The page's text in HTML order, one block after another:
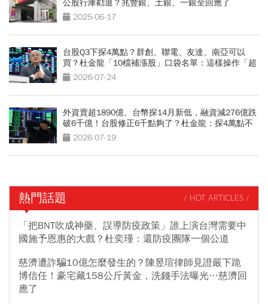
公股行庫勸退？兆豐銀、土銀、一銀全回應了
2025-06-17
台股Q3下探4萬點？群創、聯電、友達、南亞可以
買？杜金龍「10檔補漲股」口袋名單：這樣操作「超
好賺的啦」
2026-07-24
外資賣超1890億、台幣探14月新低，融資減276億跌
破6千億！台股修正6千點夠了？杜金龍：探4萬點不
無可能
2026-07-19
熱門話題 / HOT ARTICLES /
「把BNT吹成神藥、誤導防疫政策」誰上演台灣需要中
國施予恩惠的大戲？杜奕瑾：還防疫團隊一個公道
慈濟遭詐騙10億怎麼發生的？陳昱瑄律師見證嚴下跪
博信任！豪宅藏158公斤黃金，洗錢手法曝光…慈濟回
應了